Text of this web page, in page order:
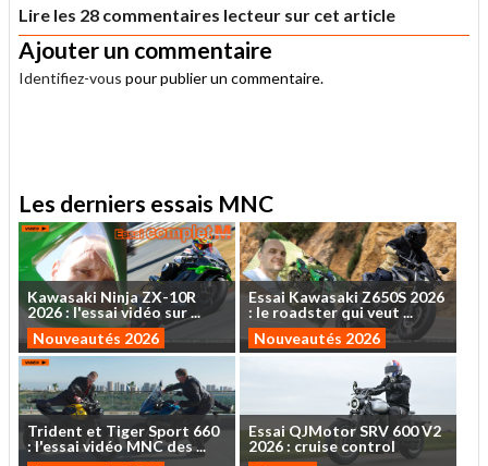
Lire les 28 commentaires lecteur sur cet article
Ajouter un commentaire
Identifiez-vous pour publier un commentaire.
Les derniers essais MNC
Kawasaki NinjaZX-10R
2026: l'essaividéo sur...
Nouveautés 2026
Essai KawasakiZ650S 2026
: le roadsterquiveut ...
Nouveautés 2026
Trident et TigerSport 660
: l'essaividéoMNCdes...
EssaiQJMotorSRV 600V2
2026 : cruise control